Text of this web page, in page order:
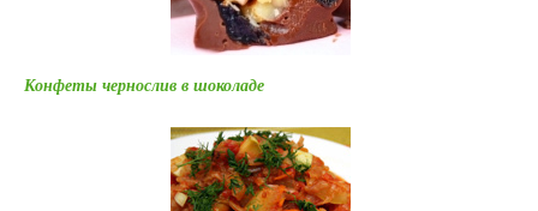
Конфеты чернослив в шоколаде